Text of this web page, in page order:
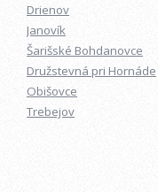
Drienov
Janovík
Šarišské Bohdanovce
Družstevná pri Hornáde
Obišovce
Trebejov